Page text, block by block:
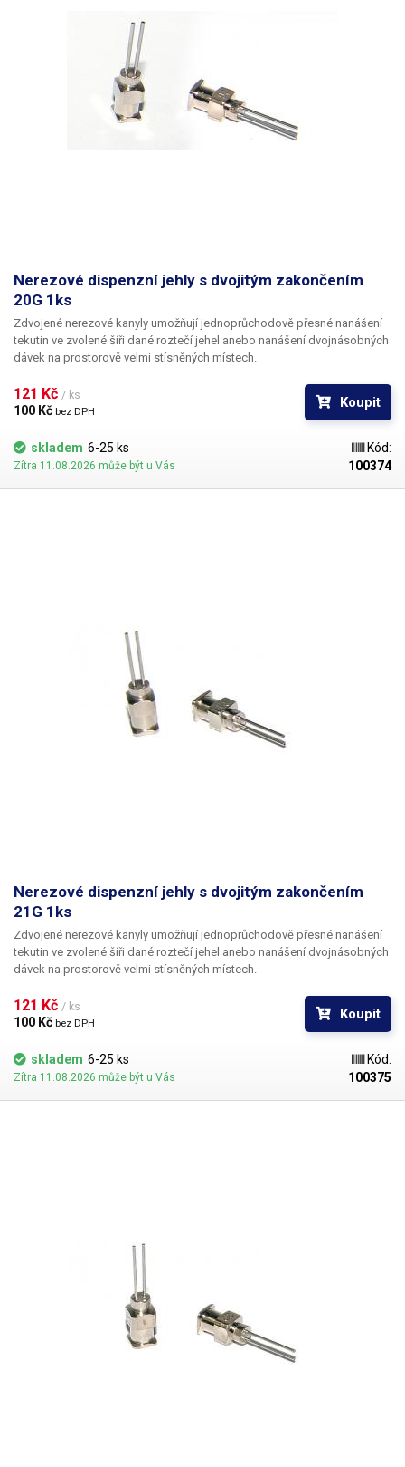
Nerezové dispenzní jehly s dvojitým zakončením
20G 1ks
Zdvojené nerezové kanyly umožňují jednoprůchodově přesné nanášení
tekutin ve zvolené šíři dané roztečí jehel anebo nanášení dvojnásobných
dávek na prostorově velmi stísněných místech.
121 Kč / ks
100 Kč bez DPH
Koupit
skladem 6-25 ks
Zítra 11.08.2026 může být u Vás
Kód:
100374
Nerezové dispenzní jehly s dvojitým zakončením
21G 1ks
Zdvojené nerezové kanyly umožňují jednoprůchodově přesné nanášení
tekutin ve zvolené šíři dané roztečí jehel anebo nanášení dvojnásobných
dávek na prostorově velmi stísněných místech.
121 Kč / ks
100 Kč bez DPH
Koupit
skladem 6-25 ks
Zítra 11.08.2026 může být u Vás
Kód:
100375